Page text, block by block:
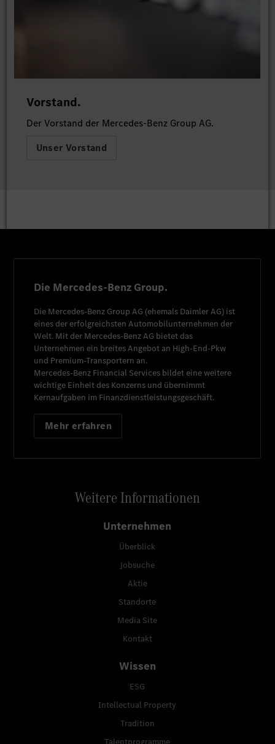
Vorstand.
Der Vorstand der Mercedes-Benz Group AG.
Unser Vorstand
Die Mercedes-Benz Group.
Die Mercedes-Benz Group AG (ehemals Daimler AG) ist
eines der erfolgreichsten Automobilunternehmen der
Welt. Mit der Mercedes-Benz AG bietet das
Unternehmen ein breites Angebot an High-End-Pkw
und Premium-Transportern an.
Mercedes-Benz Financial Services bildet eine weitere
wichtige Einheit des Konzerns und übernimmt
Kernaufgaben im Finanzdienstleistungsgeschäft.
Mehr erfahren
Weitere Informationen
Unternehmen
Überblick
Jobsuche
Aktie
Standorte
Media Site
Kontakt
Wissen
ESG
Intellectual Property
Tradition
Talentprogramme